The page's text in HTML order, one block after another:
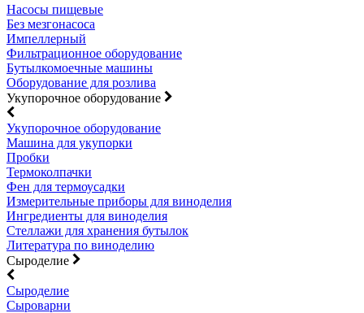
Насосы пищевые
Без мезгонасоса
Импеллерный
Фильтрационное оборудование
Бутылкомоечные машины
Оборудование для розлива
Укупорочное оборудование
Укупорочное оборудование
Машина для укупорки
Пробки
Термоколпачки
Фен для термоусадки
Измерительные приборы для виноделия
Ингредиенты для виноделия
Стеллажи для хранения бутылок
Литература по виноделию
Сыроделие
Сыроделие
Сыроварни